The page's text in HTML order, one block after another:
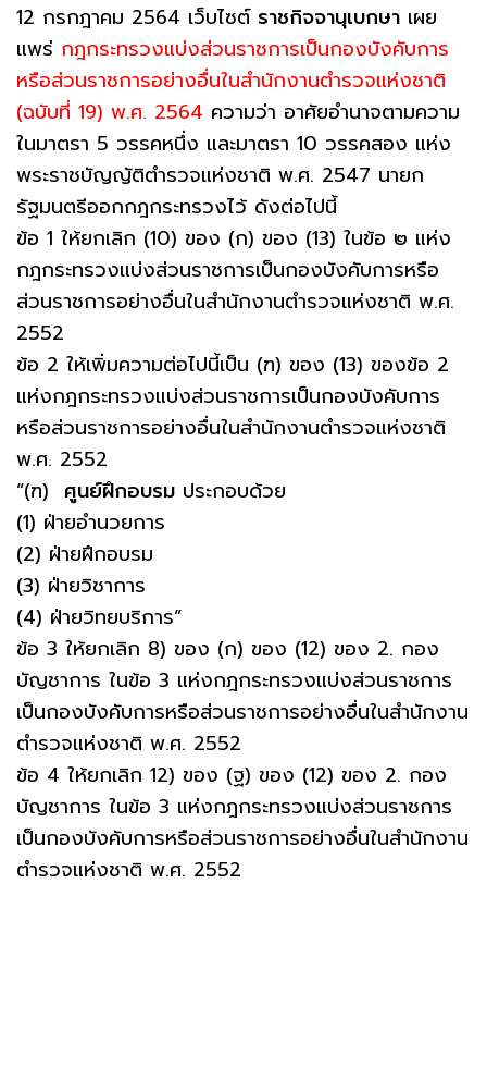
12 กรกฎาคม 2564 เว็บไซต์ ราชกิจจานุเบกษา เผย
แพร่ กฎกระทรวงแบ่งส่วนราชการเป็นกองบังคับการ
หรือส่วนราชการอย่างอื่นในสำนักงานตำรวจแห่งชาติ
(ฉบับที่ 19) พ.ศ. 2564 ความว่า อาศัยอํานาจตามความ
ในมาตรา 5 วรรคหนึ่ง และมาตรา 10 วรรคสอง แห่ง
พระราชบัญญัติตํารวจแห่งชาติ พ.ศ. 2547 นายก
รัฐมนตรีออกกฎกระทรวงไว้ ดังต่อไปนี้
ข้อ 1 ให้ยกเลิก (10) ของ (ก) ของ (13) ในข้อ ๒ แห่ง
กฎกระทรวงแบ่งส่วนราชการเป็นกองบังคับการหรือ
ส่วนราชการอย่างอื่นในสํานักงานตํารวจแห่งชาติ พ.ศ.
2552
ข้อ 2 ให้เพิ่มความต่อไปนี้เป็น (ฑ) ของ (13) ของข้อ 2
แห่งกฎกระทรวงแบ่งส่วนราชการเป็นกองบังคับการ
หรือส่วนราชการอย่างอื่นในสํานักงานตํารวจแห่งชาติ
พ.ศ. 2552
“(ฑ) ศูนย์ฝึกอบรม ประกอบด้วย
(1) ฝ่ายอํานวยการ
(2) ฝ่ายฝึกอบรม
(3) ฝ่ายวิชาการ
(4) ฝ่ายวิทยบริการ”
ข้อ 3 ให้ยกเลิก 8) ของ (ก) ของ (12) ของ 2. กอง
บัญชาการ ในข้อ 3 แห่งกฎกระทรวงแบ่งส่วนราชการ
เป็นกองบังคับการหรือส่วนราชการอย่างอื่นในสํานักงาน
ตํารวจแห่งชาติ พ.ศ. 2552
ข้อ 4 ให้ยกเลิก 12) ของ (ฐ) ของ (12) ของ 2. กอง
บัญชาการ ในข้อ 3 แห่งกฎกระทรวงแบ่งส่วนราชการ
เป็นกองบังคับการหรือส่วนราชการอย่างอื่นในสํานักงาน
ตํารวจแห่งชาติ พ.ศ. 2552